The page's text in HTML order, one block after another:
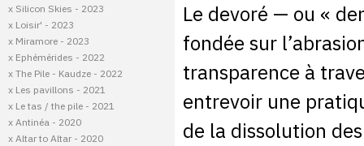
x Silicon Skies - 2023
x Loisir' - 2023
x Miramore - 2023
x Ephémérides - 2022
x The Pile - Kaudze - 2022
x Les pavillons - 2021
x Le tas / the pile - 2021
x Antinéa - 2020
x Altar to Altar - 2020
Le devoré — ou «
fondée sur
transparence à
entrevoir une
de la dissolution